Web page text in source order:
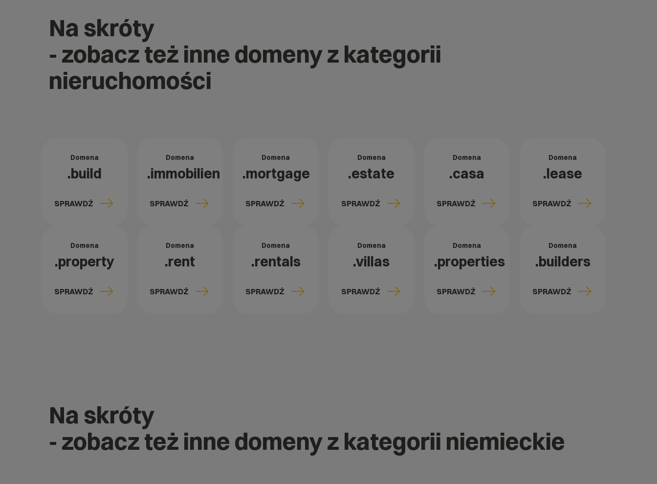
Na skróty
- zobacz też inne domeny z kategorii
nieruchomości
Domena
.build
SPRAWDŹ
Domena
.immobilien
SPRAWDŹ
Domena
.mortgage
SPRAWDŹ
Domena
.estate
SPRAWDŹ
Domena
.casa
SPRAWDŹ
Domena
.lease
SPRAWDŹ
Domena
.property
SPRAWDŹ
Domena
.rent
SPRAWDŹ
Domena
.rentals
SPRAWDŹ
Domena
.villas
SPRAWDŹ
Domena
.properties
SPRAWDŹ
Domena
.builders
SPRAWDŹ
Na skróty
- zobacz też inne domeny z kategorii niemieckie